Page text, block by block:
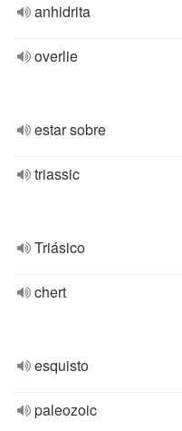
anhidrita
overlie
estar sobre
triassic
Triásico
chert
esquisto
paleozoic